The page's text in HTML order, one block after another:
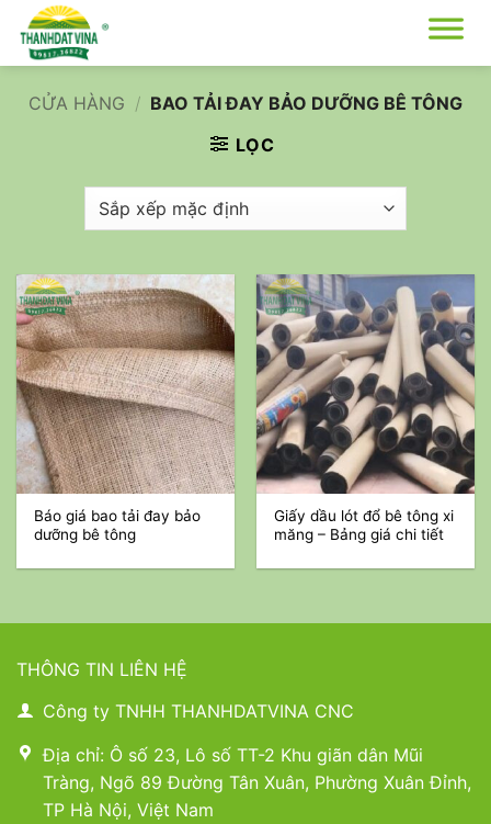
qua
nội
dungCỬA HÀNG / BAO TẢI ĐAY BẢO DƯỠNG BÊ TÔNG
LỌC
Báo giá bao tải đay bảo
dưỡng bê tông
Giấy dầu lót đổ bê tông xi
măng – Bảng giá chi tiết
THÔNG TIN LIÊN HỆ
Công ty TNHH THANHDATVINA CNC
Địa chỉ: Ô số 23, Lô số TT-2 Khu giãn dân Mũi
Tràng, Ngõ 89 Đường Tân Xuân, Phường Xuân Đỉnh,
TP Hà Nội, Việt Nam